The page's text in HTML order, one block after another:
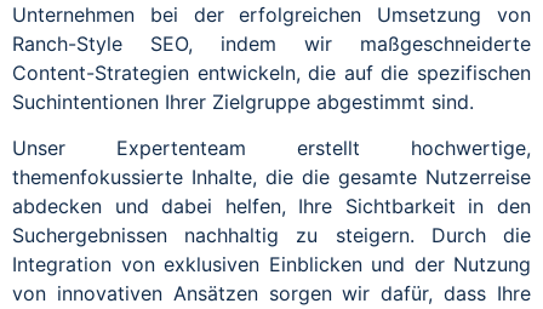
Unternehmen bei der erfolgreichen Umsetzung von
Ranch-Style SEO, indem wir maßgeschneiderte
Content-Strategien entwickeln, die auf die spezifischen
Suchintentionen Ihrer Zielgruppe abgestimmt sind.
Unser Expertenteam erstellt hochwertige,
themenfokussierte Inhalte, die die gesamte Nutzerreise
abdecken und dabei helfen, Ihre Sichtbarkeit in den
Suchergebnissen nachhaltig zu steigern. Durch die
Integration von exklusiven Einblicken und der Nutzung
von innovativen Ansätzen sorgen wir dafür, dass Ihre